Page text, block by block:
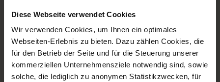
Diese Webseite verwendet Cookies
Wir verwenden Cookies, um Ihnen ein optimales
Webseiten-Erlebnis zu bieten. Dazu zählen Cookies, die
für den Betrieb der Seite und für die Steuerung unserer
kommerziellen Unternehmensziele notwendig sind, sowie
solche, die lediglich zu anonymen Statistikzwecken, für
Displayart: Mattes Display
Prozessor:
Intel Core i7 11850H @ 2,5
GHz
CPU Generation: 11